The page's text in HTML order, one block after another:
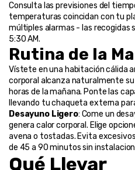
Consulta las previsiones del
temperaturas coincidan con tu
múltiples alarmas - las recogidas
5:30 AM.
Rutina de la
Vístete en una habitación cálida
corporal alcanza naturalmente
horas de la mañana. Ponte las
llevando tu chaqueta externa
Desayuno Ligero: Come un
genera calor corporal. Elige
avena o tostadas. Evita
de 45 a 90 minutos sin
Qué Llevar